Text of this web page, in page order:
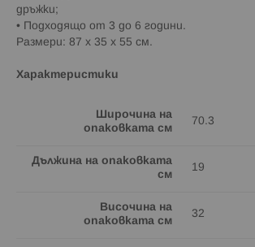
дръжки;
• Подходящо от 3 до 6 години.
Размери: 87 x 35 x 55 см.
Характеристики
Широчина на
опаковката см
70.3
Дължина на опаковката
см
19
Височина на
опаковката см
32